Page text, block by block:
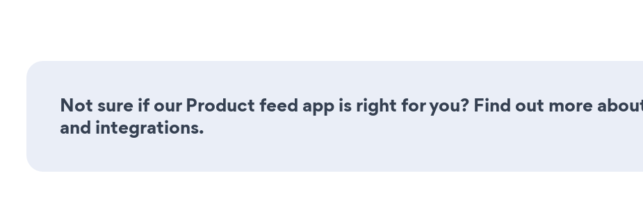
Not sure if our Product feed app is right for you? Find out more
and integrations.